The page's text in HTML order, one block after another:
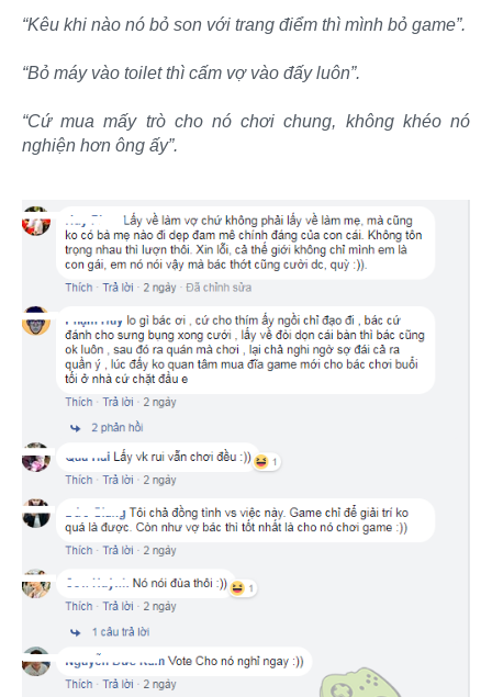
“Kêu khi nào nó bỏ son với trang điểm thì mình bỏ game”.
“Bỏ máy vào toilet thì cấm vợ vào đấy luôn”.
“Cứ mua mấy trò cho nó chơi chung, không khéo nó
nghiện hơn ông ấy”.